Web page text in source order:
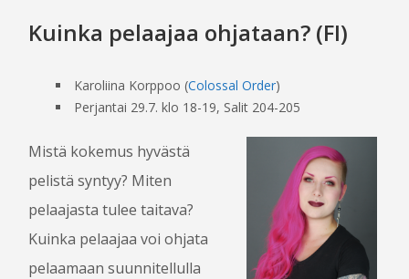
LASTEN ROPECON
TURVALLISUUS JA VIIHTYVYYS
HÄIRINNÄNVASTAINEN LINJAUS
VAPAAEHTOISILLE
OHJELMAN­JÄRJESTÄJÄKSI
PELINJOHTAJAKSI
Kuinka pelaajaa ohjataan? (FI)
Karoliina Korppoo (Colossal Order)
Perjantai 29.7. klo 18-19, Salit 204-205
Mistä kokemus hyvästä
pelistä syntyy? Miten
pelaajasta tulee taitava?
Kuinka pelaajaa voi ohjata
pelaamaan suunnitellulla